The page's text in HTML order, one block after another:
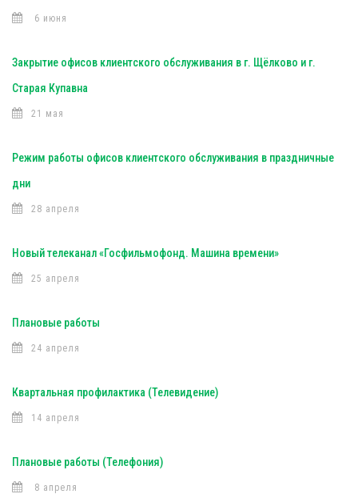
6 июня
Закрытие офисов клиентского обслуживания в г. Щёлково и г.
Старая Купавна
21 мая
Режим работы офисов клиентского обслуживания в праздничные
дни
28 апреля
Новый телеканал «Госфильмофонд. Машина времени»
25 апреля
Плановые работы
24 апреля
Квартальная профилактика (Телевидение)
14 апреля
Плановые работы (Телефония)
8 апреля